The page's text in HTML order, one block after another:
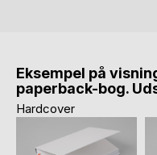
Eksempel på
paperback-bog.
Hardcover